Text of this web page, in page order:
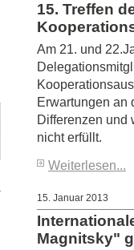
15. Treffen
Am 21. und
Erwartungen an
Differenzen und
nicht erfüllt.
Weiterlesen...
15. Januar 2013
Magnitsky"